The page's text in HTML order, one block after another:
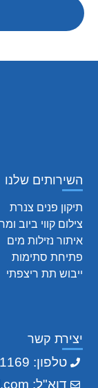
השירותים שלנו
תיקון פנים צנרת
צילום קווי ביוב
איתור נזילות מים
פתיחת סתימות
ייבוש תת ריצפתי
יצירת קשר
טלפון: 054-9961169
דוא"ל: almogmanofla@gmail.com